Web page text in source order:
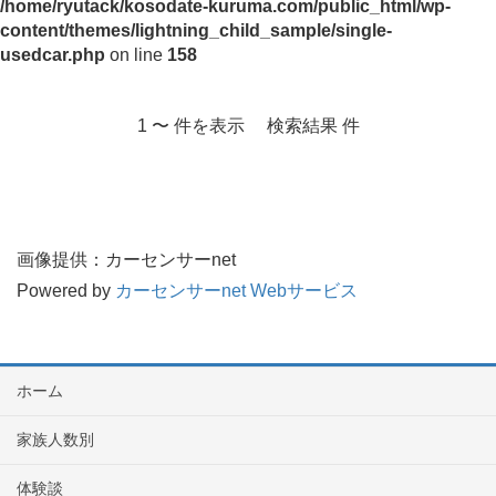
/home/ryutack/kosodate-kuruma.com/public_html/wp-
content/themes/lightning_child_sample/single-
usedcar.php on line 158
1 〜 件を表示 検索結果 件
画像提供：カーセンサーnet
Powered by カーセンサーnet Webサービス
ホーム
家族人数別
体験談